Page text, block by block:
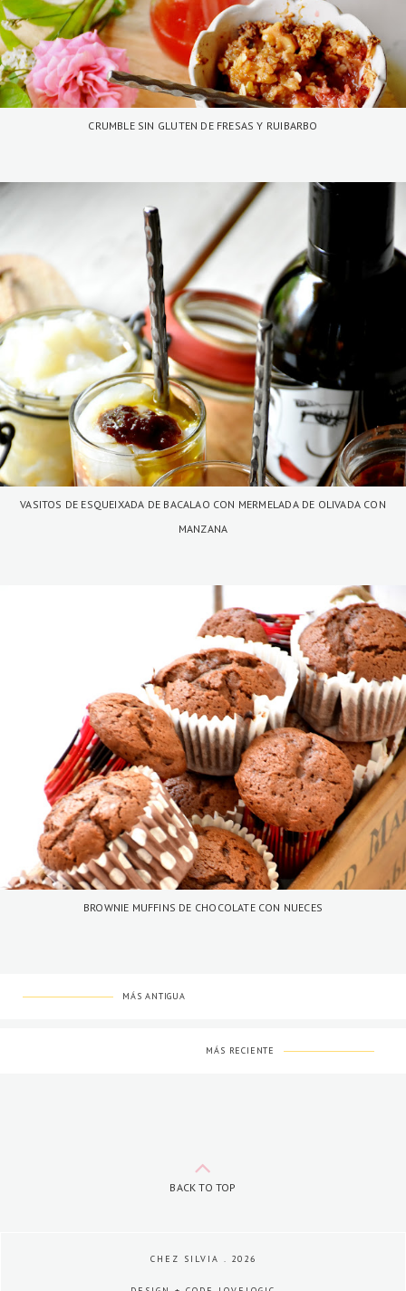
CRUMBLE SIN GLUTEN DE FRESAS Y RUIBARBO
VASITOS DE ESQUEIXADA DE BACALAO CON MERMELADA DE OLIVADA CON
MANZANA
BROWNIE MUFFINS DE CHOCOLATE CON NUECES
MÁS ANTIGUA
MÁS RECIENTE
BACK TO TOP
CHEZ SILVIA . 2026